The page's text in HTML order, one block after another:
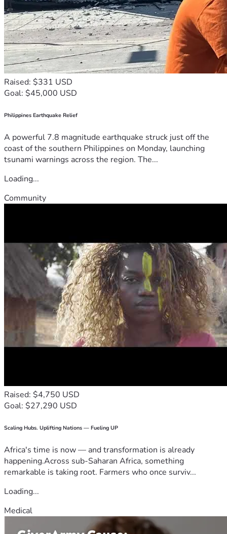
Raised: $331 USD
Goal: $45,000 USD
Philippines Earthquake Relief
A powerful 7.8 magnitude earthquake struck just off the
coast of the southern Philippines on Monday, launching
tsunami warnings across the region. The...
Loading...
Community
Raised: $4,750 USD
Goal: $27,290 USD
Scaling Hubs. Uplifting Nations — Fueling UP
Africa's time is now — and transformation is already
happening.Across sub-Saharan Africa, something
remarkable is taking root. Farmers who once surviv...
Loading...
Medical